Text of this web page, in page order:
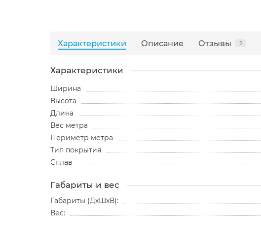
Характеристики Описание Отзывы 2
Характеристики
Ширина
Высота
Длина
Вес метра
Периметр метра
Тип покрытия
Сплав
Габариты и вес
Габариты (ДхШхВ):
Вес: